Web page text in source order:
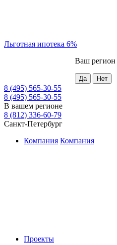
Льготная ипотека 6%
Ваш регион
8 (495) 565-30-55
8 (495) 565-30-55
В вашем регионе
8 (812) 336-60-79
Санкт-Петербург
Компания Компания
Проекты